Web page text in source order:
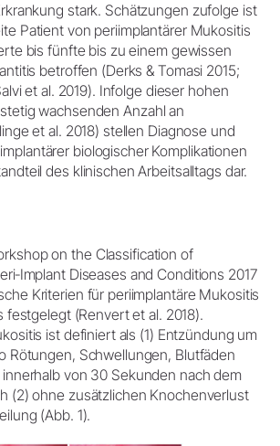
stark. Schätzungen zufolge ist
Patient von periimplantärer Mukositis
bis fünfte bis zu einem gewissen
betroffen (Derks & Tomasi 2015;
et al. 2019). Infolge dieser hohen
wachsenden Anzahl an
et al. 2018) stellen Diagnose und
biologischer Komplikationen
des klinischen Arbeitsalltags dar.
on the Classification of
Diseases and Conditions 2017
Kriterien für periimplantäre Mukositis
festgelegt (Renvert et al. 2018).
ist definiert als (1) Entzündung um
Rötungen, Schwellungen, Blutfäden
von 30 Sekunden nach dem
(2) ohne zusätzlichen Knochenverlust
(Abb. 1).